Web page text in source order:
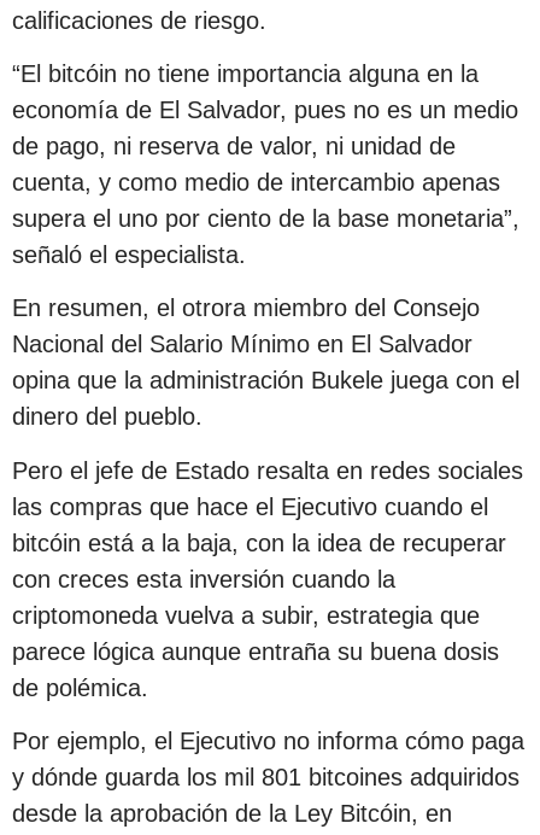
calificaciones de riesgo.
“El bitcóin no tiene importancia alguna en la
economía de El Salvador, pues no es un medio
de pago, ni reserva de valor, ni unidad de
cuenta, y como medio de intercambio apenas
supera el uno por ciento de la base monetaria”,
señaló el especialista.
En resumen, el otrora miembro del Consejo
Nacional del Salario Mínimo en El Salvador
opina que la administración Bukele juega con el
dinero del pueblo.
Pero el jefe de Estado resalta en redes sociales
las compras que hace el Ejecutivo cuando el
bitcóin está a la baja, con la idea de recuperar
con creces esta inversión cuando la
criptomoneda vuelva a subir, estrategia que
parece lógica aunque entraña su buena dosis
de polémica.
Por ejemplo, el Ejecutivo no informa cómo paga
y dónde guarda los mil 801 bitcoines adquiridos
desde la aprobación de la Ley Bitcóin, en